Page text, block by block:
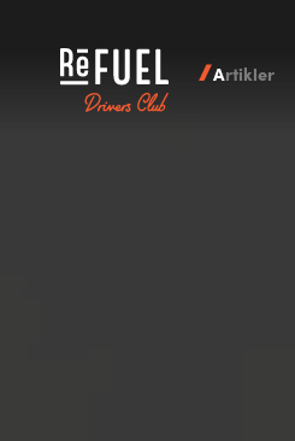
Artikler